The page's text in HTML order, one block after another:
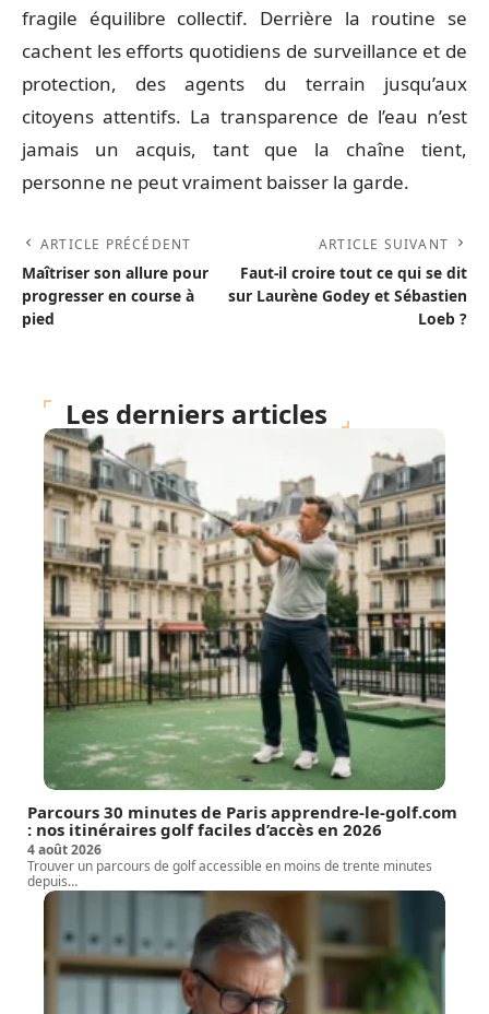
fragile équilibre collectif. Derrière la routine se
cachent les efforts quotidiens de surveillance et de
protection, des agents du terrain jusqu’aux
citoyens attentifs. La transparence de l’eau n’est
jamais un acquis, tant que la chaîne tient,
personne ne peut vraiment baisser la garde.
ARTICLE PRÉCÉDENT
Maîtriser son allure pour
progresser en course à
pied
ARTICLE SUIVANT
Faut-il croire tout ce qui se dit
sur Laurène Godey et Sébastien
Loeb ?
Les derniers articles
Parcours 30 minutes de Paris apprendre-le-golf.com
: nos itinéraires golf faciles d’accès en 2026
4 août 2026
Trouver un parcours de golf accessible en moins de trente minutes
depuis…